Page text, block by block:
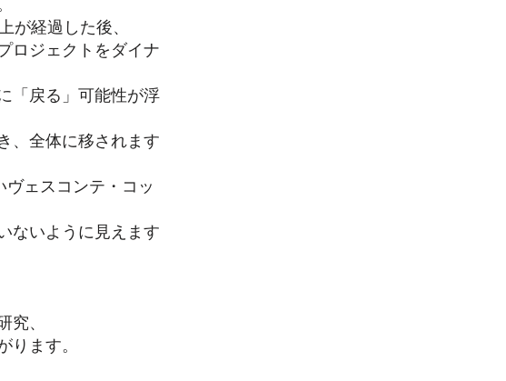
が経過した後、
ロジェクトをダイナ
「戻る」可能性が浮
、全体に移されます
ェスコンテ・コッ
ないように見えます
、
ます。